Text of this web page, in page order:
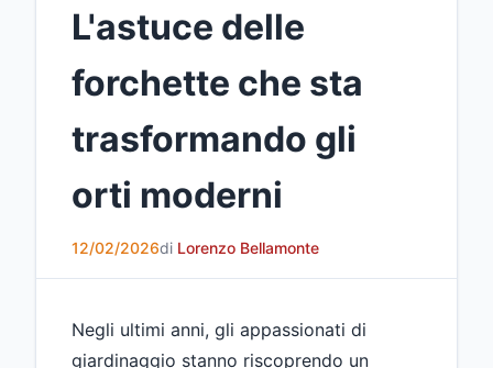
L'astuce delle
forchette che sta
trasformando gli
orti moderni
12/02/2026di Lorenzo Bellamonte
Negli ultimi anni, gli appassionati di
giardinaggio stanno riscoprendo un